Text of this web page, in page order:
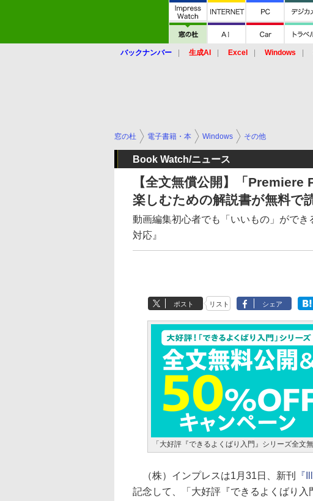
バックナンバー 生成AI Excel Windows
窓の杜 電子書籍・本 Windows その他
Book Watch/ニュース
【全文無償公開】「
楽しむための解説書が無料で
動画編集初心者でも「いいもの」がで
対応』
ポスト リスト シェア
「大好評『できるよくばり入門』シリーズ全文
（株）インプレスは1月31日、新刊 『
記念して、「大好評『できるよくばり